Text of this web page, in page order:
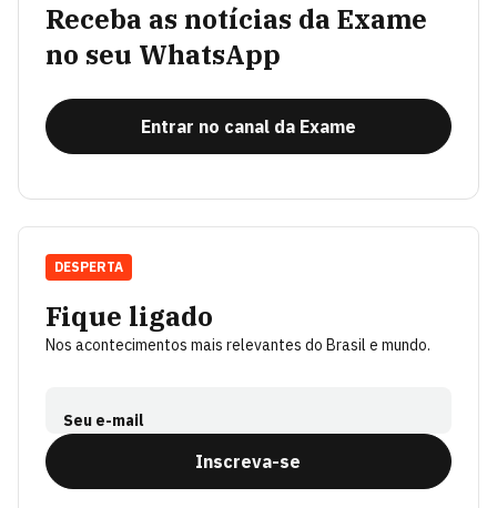
Receba as notícias da Exame
no seu WhatsApp
Entrar no canal da Exame
Fique ligado
Nos acontecimentos mais relevantes do Brasil e mundo.
Seu e-mail
Inscreva-se
DESPERTA